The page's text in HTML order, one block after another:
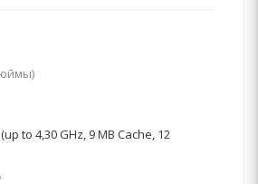
to 4,30 GHz, 9 MB Cache, 12